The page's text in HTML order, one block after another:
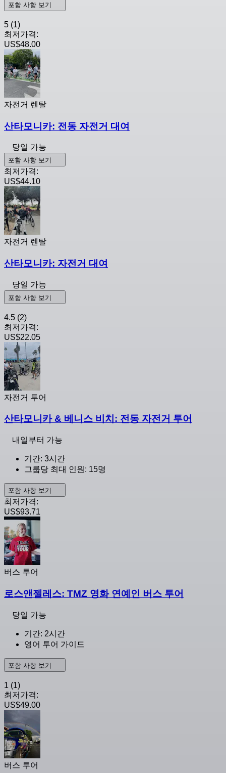
포함 사항 보기
5 (1)
최저가격:
US$48.00
자전거 렌탈
산타모니카: 전동 자전거 대여
당일 가능
포함 사항 보기
최저가격:
US$44.10
자전거 렌탈
산타모니카: 자전거 대여
당일 가능
포함 사항 보기
4.5 (2)
최저가격:
US$22.05
자전거 투어
산타모니카 & 베니스 비치: 전동 자전거 투어
내일부터 가능
기간: 3시간
그룹당 최대 인원: 15명
포함 사항 보기
최저가격:
US$93.71
버스 투어
로스앤젤레스: TMZ 영화 연예인 버스 투어
당일 가능
기간: 2시간
영어 투어 가이드
포함 사항 보기
1 (1)
최저가격:
US$49.00
버스 투어